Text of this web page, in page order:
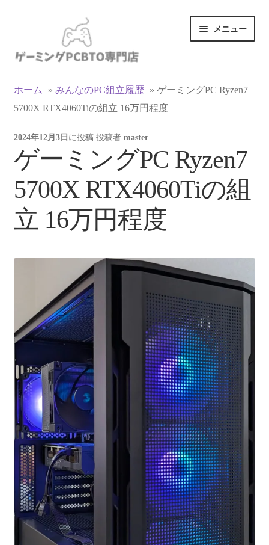
ゲ
ョ
ン
ス
キ
ッ
プ
テ
へ
ス
ッ
プ
メニュー
マイアカウント
支払い
お買い物カゴ
お買い物ガイド
フルカスタマイズ相談
みんなのPC組立履歴
ご使用時にあたって
ホーム » みんなのPC組立履歴 » ゲーミングPC Ryzen7
5700X RTX4060Tiの組立 16万円程度
2024年12月3日 に投稿 投稿者 master
ゲーミングPC Ryzen7
5700X RTX4060Tiの組
立 16万円程度